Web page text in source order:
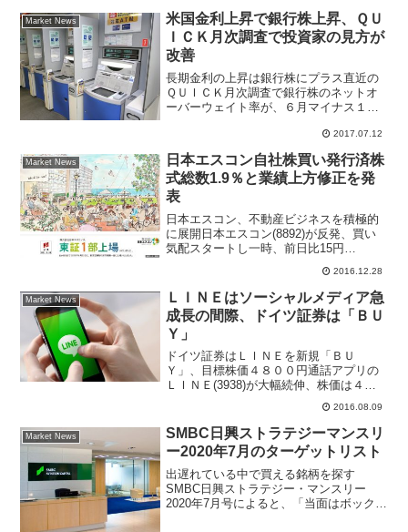
前年同...
Market News
米国金利上昇で銀行株上昇、ＱＵ
ＩＣＫ月次調査で投資家の見方が
改善
長期金利の上昇は銀行株にプラス直近の
ＱＵＩＣＫ月次調査で銀行株のネットオ
ーバーウェイト率が、６月マイナス１
復した。投資家が銀行株に対して見方を
改善したか、保有株比率を引き上げたか
定かではないが、銀行株投資...
2017.07.12
Market News
日本エスコン自社株買い発行済株
式総数1.9％と業績上方修正を発
表
日本エスコン、不動産ビジネスを積極的
に展開日本エスコン(8892)が反発、買い
気配スタートし一時、前日比15円
27日引け後、発行済株式総数の1.9％にあ
たる135万株、４億3000万円を上限に自
社株...
2016.12.28
Market News
ＬＩＮＥはソーシャルメディア急
成長の間際、ドイツ証券は「ＢＵ
Ｙ」
ドイツ証券はＬＩＮＥを新規「ＢＵ
Ｙ」、目標株価４８００円通話アプリの
ＬＩＮＥ(3938)が大幅続伸、株価は４２
００円台まで値上がりしたのは７月２７
日以来の水準となっている。複数の証券
会社が同時にアナリストレポートをリリ
ースしてレーティングカ...
2016.08.09
Market News
SMBC日興ストラテジーマンスリ
ー2020年7月のターゲットリスト
出遅れている中で買える銘柄を探す
SMBC日興ストラテジー・マンスリー
2020年7月号によると、「当面はボックス